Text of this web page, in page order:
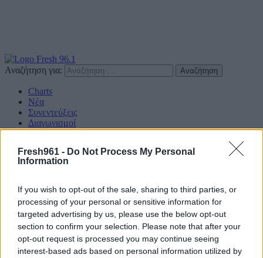
Fresh961 - Do Not Process My Personal
Information
If you wish to opt-out of the sale, sharing to third parties, or
processing of your personal or sensitive information for
targeted advertising by us, please use the below opt-out
section to confirm your selection. Please note that after your
opt-out request is processed you may continue seeing
interest-based ads based on personal information utilized by
Αναζήτηση για:
Charts
Νέα
Συνεντεύξεις
Διαγωνισμοί
Επικοινωνία
Find us on Social
Πολιτική Απορρήτου
Διαφημιστείτε